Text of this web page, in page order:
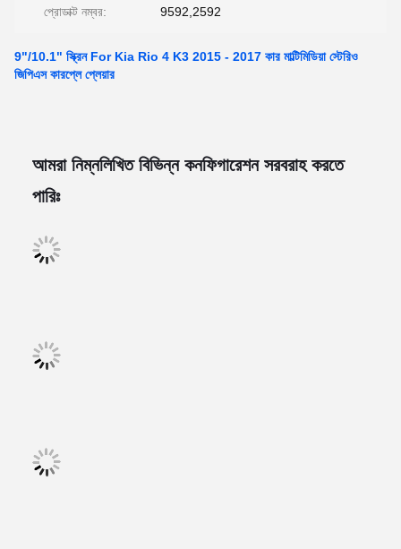
প্রোডাক্ট নম্বর: 9592,2592
9"/10.1" স্ক্রিন For Kia Rio 4 K3 2015 - 2017 কার মাল্টিমিডিয়া স্টেরিও
জিপিএস কারপ্লে প্লেয়ার
আমরা নিম্নলিখিত বিভিন্ন কনফিগারেশন সরবরাহ করতে
পারিঃ